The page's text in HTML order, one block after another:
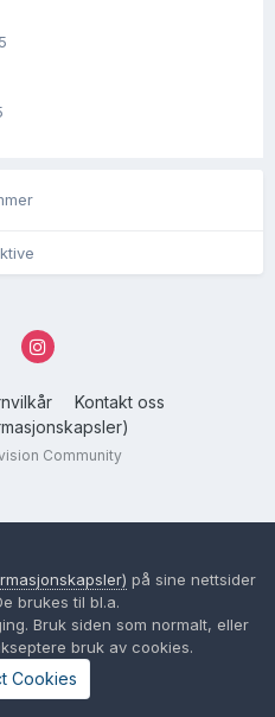
Kontakt oss
Community
på sine nettsider
brukes til bl.a.
Bruk siden som normalt, eller
bruk av cookies.
Cookies